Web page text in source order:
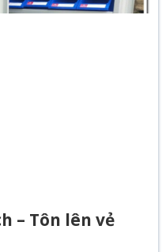
– Tôn lên vẻ